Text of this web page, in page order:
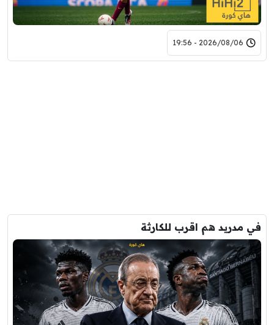
2026/08/06 - 19:56
في مدريد هم اقرب للكارثة